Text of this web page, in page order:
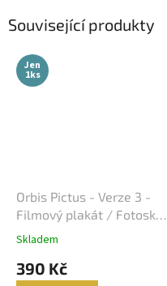
Související produkty
Jen
1ks
Orbis Pictus - Verze 3 -
Filmový plakát / Fotoska /
Slepka (cca A4)
Skladem
390 Kč